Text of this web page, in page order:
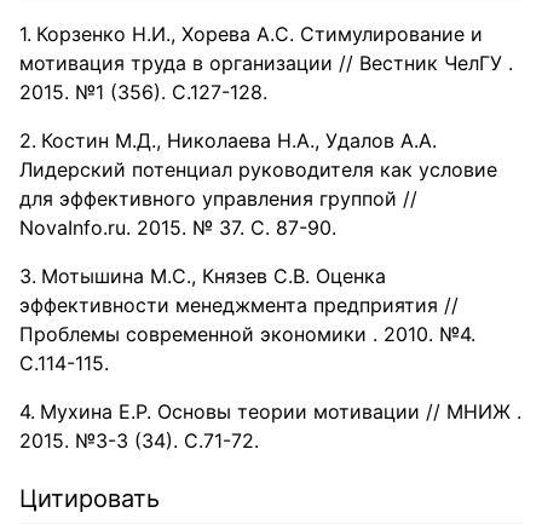
Корзенко Н.И., Хорева А.С. Стимулирование и
мотивация труда в организации // Вестник ЧелГУ .
2015. №1 (356). С.127-128.
Костин М.Д., Николаева Н.А., Удалов А.А.
Лидерский потенциал руководителя как условие
для эффективного управления группой //
NovaInfo.ru. 2015. № 37. С. 87-90.
Мотышина М.С., Князев С.В. Оценка
эффективности менеджмента предприятия //
Проблемы современной экономики . 2010. №4.
С.114-115.
Мухина Е.Р. Основы теории мотивации // МНИЖ .
2015. №3-3 (34). С.71-72.
Цитировать